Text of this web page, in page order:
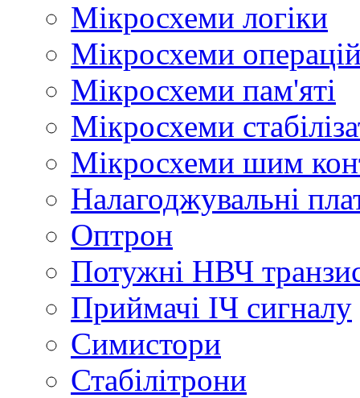
Мікросхеми логіки
Мікросхеми
Мікросхеми пам'яті
Мікросхеми
Мікросхеми шим
Налагоджувальні
Оптрон
Потужні НВЧ
Приймачі ІЧ сигналу
Симистори
Стабілітрони